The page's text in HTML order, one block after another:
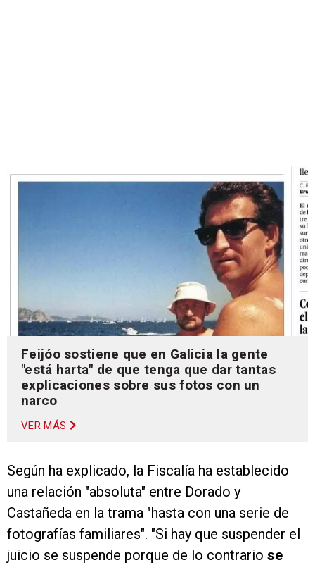
Feijóo sostiene que en Galicia la gente
"está harta" de que tenga que dar tantas
explicaciones sobre sus fotos con un
narco
VER MÁS
Según ha explicado, la Fiscalía ha establecido
una relación "absoluta" entre Dorado y
Castañeda en la trama "hasta con una serie de
fotografías familiares". "Si hay que suspender el
juicio se suspende porque de lo contrario se